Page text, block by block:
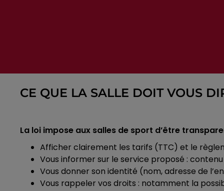
CE QUE LA SALLE DOIT VOUS
La loi impose aux salles de sport d’être
Afficher clairement les tarifs (TTC) et le
Vous informer sur le service proposé :
Vous donner son identité (nom, adresse de
Vous rappeler vos droits : notamment la